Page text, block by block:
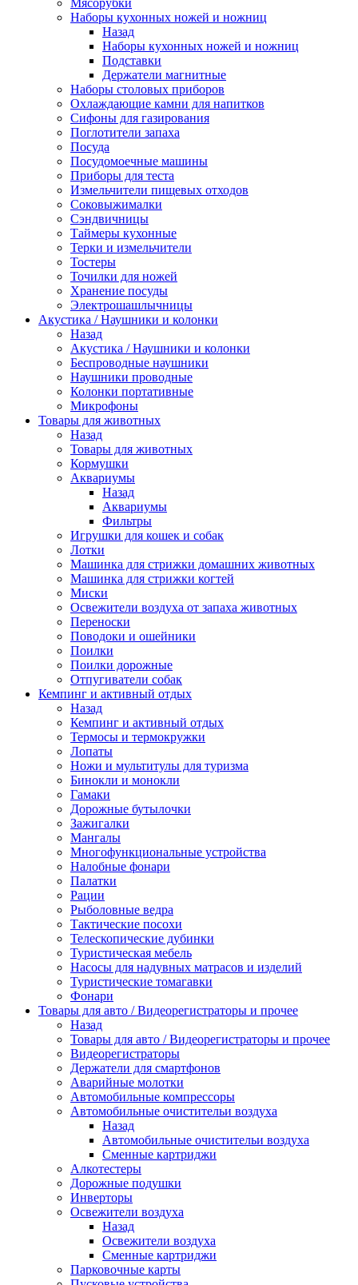
Мясорубки
Наборы кухонных ножей и ножниц
Назад
Наборы кухонных ножей и ножниц
Подставки
Держатели магнитные
Наборы столовых приборов
Охлаждающие камни для напитков
Сифоны для газирования
Поглотители запаха
Посуда
Посудомоечные машины
Приборы для теста
Измельчители пищевых отходов
Cоковыжималки
Сэндвичницы
Таймеры кухонные
Терки и измельчители
Тостеры
Точилки для ножей
Хранение посуды
Электрошашлычницы
Акустика / Наушники и колонки
Назад
Акустика / Наушники и колонки
Беспроводные наушники
Наушники проводные
Колонки портативные
Микрофоны
Товары для животных
Назад
Товары для животных
Кормушки
Аквариумы
Назад
Аквариумы
Фильтры
Игрушки для кошек и собак
Лотки
Машинка для стрижки домашних животных
Машинка для стрижки когтей
Миски
Освежители воздуха от запаха животных
Переноски
Поводоки и ошейники
Поилки
Поилки дорожные
Отпугиватели собак
Кемпинг и активный отдых
Назад
Кемпинг и активный отдых
Термосы и термокружки
Лопаты
Ножи и мультитулы для туризма
Бинокли и монокли
Гамаки
Дорожные бутылочки
Зажигалки
Мангалы
Многофункциональные устройства
Налобные фонари
Палатки
Рации
Рыболовные ведра
Тактические посохи
Телескопические дубинки
Туристическая мебель
Насосы для надувных матрасов и изделий
Туристические томагавки
Фонари
Товары для авто / Видеорегистраторы и прочее
Назад
Товары для авто / Видеорегистраторы и прочее
Видеорегистраторы
Держатели для смартфонов
Аварийные молотки
Автомобильные компрессоры
Автомобильные очистительи воздуха
Назад
Автомобильные очистительи воздуха
Сменные картриджи
Алкотестеры
Дорожные подушки
Инверторы
Освежители воздуха
Назад
Освежители воздуха
Сменные картриджи
Парковочные карты